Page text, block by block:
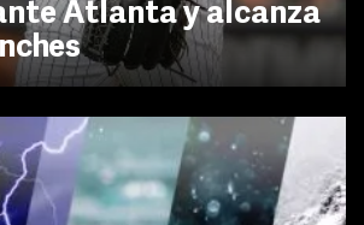
Atlanta y alcanza